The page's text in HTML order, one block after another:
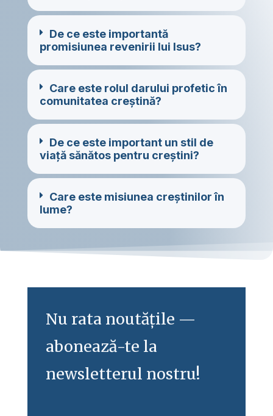
De ce este importantă
promisiunea revenirii lui Isus?
Care este rolul darului profetic în
comunitatea creștină?
De ce este important un stil de
viață sănătos pentru creștini?
Care este misiunea creștinilor în
lume?
Nu rata noutățile —
abonează-te la
newsletterul nostru!